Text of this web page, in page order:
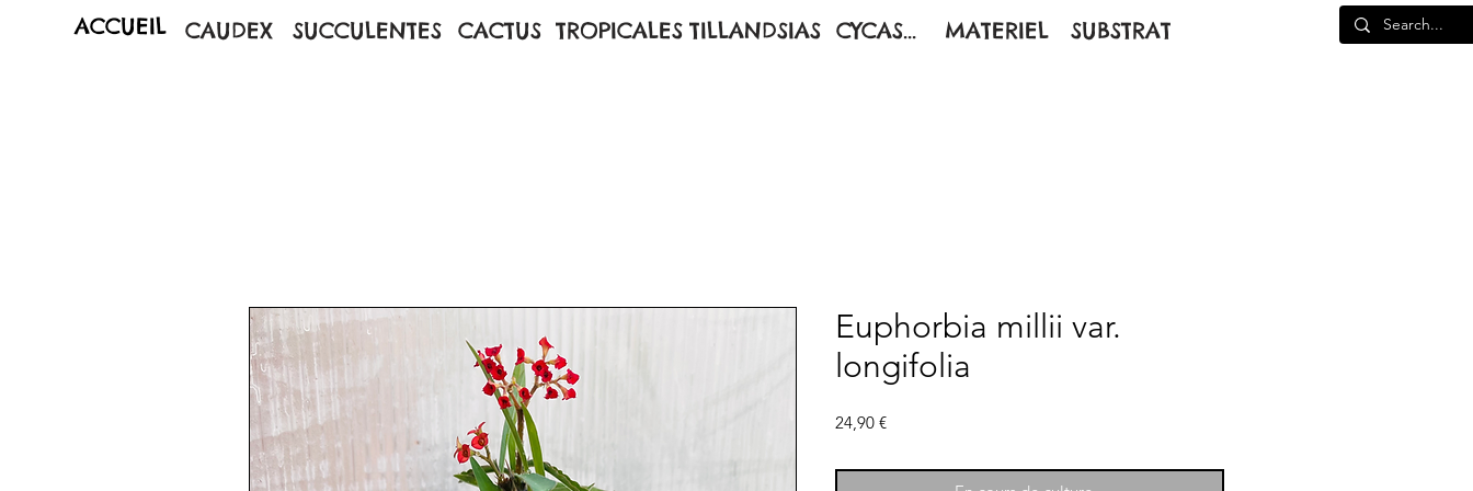
ACCUEIL CAUDEX SUCCULENTES CACTUS TROPICALES TILLANDSIAS CYCAS... MATERIEL SUBSTRAT
Euphorbia millii var.
longifolia
24,90 €Prix